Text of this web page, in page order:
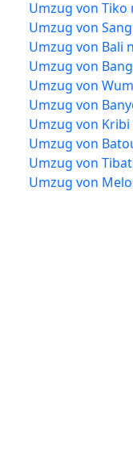
Umzug von Tiko
Umzug von
Umzug von Bali
Umzug von
Umzug von
Umzug von
Umzug von
Umzug von
Umzug von
Umzug von